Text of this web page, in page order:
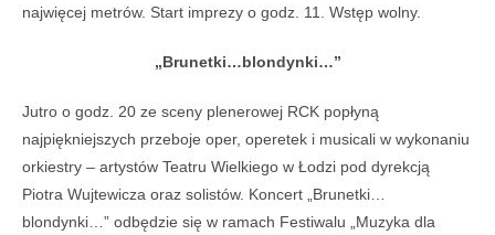
najwięcej metrów. Start imprezy o godz. 11. Wstęp wolny.
„Brunetki…blondynki…”
Jutro o godz. 20 ze sceny plenerowej RCK popłyną
najpiękniejszych przeboje oper, operetek i musicali w wykonaniu
orkiestry – artystów Teatru Wielkiego w Łodzi pod dyrekcją
Piotra Wujtewicza oraz solistów. Koncert „Brunetki…
blondynki…” odbędzie się w ramach Festiwalu „Muzyka dla